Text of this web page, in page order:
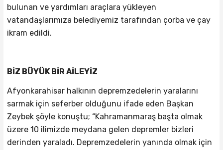
bulunan ve yardımları araçlara yükleyen
vatandaşlarımıza belediyemiz tarafından çorba ve çay
ikram edildi.
BİZ BÜYÜK BİR AİLEYİZ
Afyonkarahisar halkının depremzedelerin yaralarını
sarmak için seferber olduğunu ifade eden Başkan
Zeybek şöyle konuştu; “Kahramanmaraş başta olmak
üzere 10 ilimizde meydana gelen depremler bizleri
derinden yaraladı. Depremzedelerin yanında olmak için